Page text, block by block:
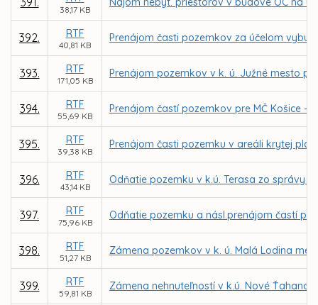
38,17 KB
392. RTF
40,81 KB
Prenájom časti pozemkov za účelom
393. RTF
171,05 KB
Prenájom pozemkov v k. ú. Južné mesto
394. RTF
55,69 KB
Prenájom častí pozemkov pre MČ Košice –
395. RTF
39,38 KB
Prenájom časti pozemku v areáli krytej
396. RTF
43,14 KB
Odňatie pozemku v k.ú. Terasa zo správy
397. RTF
75,96 KB
Odňatie pozemku a násl.prenájom častí
398. RTF
51,27 KB
Zámena pozemkov v k. ú. Malá Lodina
399. RTF
59,81 KB
Zámena nehnuteľností v k.ú. Nové